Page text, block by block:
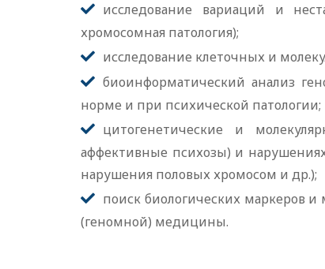
исследование вариаций и
хромосомная патология);
исследование клеточных и
биоинформатический анализ
норме и при психической патологии;
цитогенетические и
аффективные психозы) и
нарушения половых хромосом и др.);
поиск биологических маркеров
(геномной) медицины.